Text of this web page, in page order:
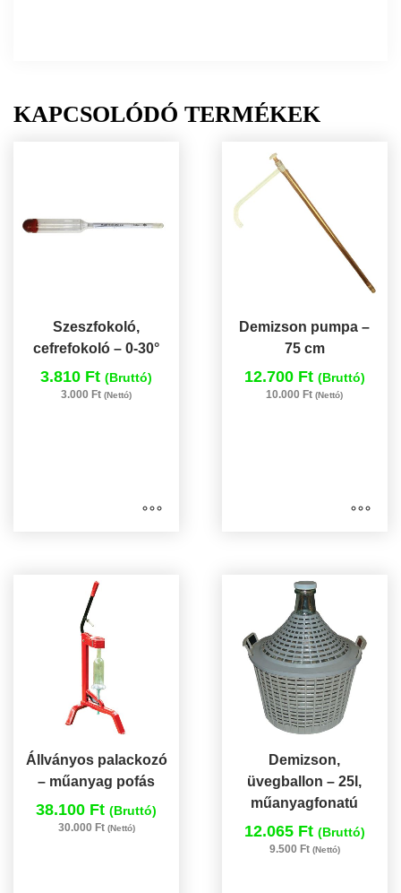
KAPCSOLÓDÓ TERMÉKEK
Szeszfokoló,
cefrefokoló – 0-30°
3.810 Ft(Bruttó)
3.000 Ft(Nettó)
Demizson pumpa –
75 cm
12.700 Ft (Bruttó)
10.000 Ft(Nettó)
Állványos palackozó
– műanyag pofás
38.100 Ft(Bruttó)
30.000 Ft (Nettó)
Demizson,
üvegballon – 25l,
műanyagfonatú
12.065 Ft (Bruttó)
9.500 Ft (Nettó)